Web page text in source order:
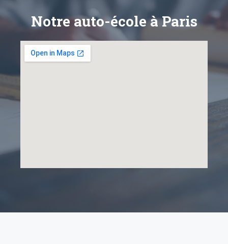
Notre auto-école à Paris